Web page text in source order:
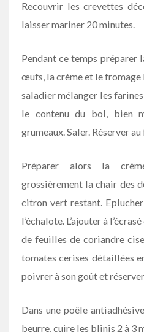
Recouvrir les crevettes
laisser mariner 20 minutes.
Pendant ce temps
œufs, la crème et le fromage
saladier mélanger les
le contenu du bol, bien
grumeaux. Saler. Réserver
Préparer alors la
grossièrement la chair des
citron vert restant.
l’échalote. L’ajouter à
de feuilles de coriandre
tomates cerises détaillées
poivrer à son goût et
Dans une poêle
beurre, cuire les blinis 2 à 3